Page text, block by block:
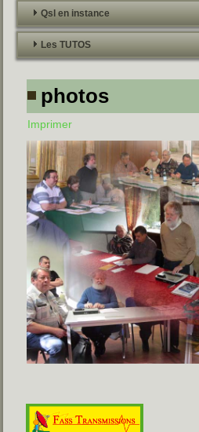
Qsl en instance
Les TUTOS
photos
Imprimer